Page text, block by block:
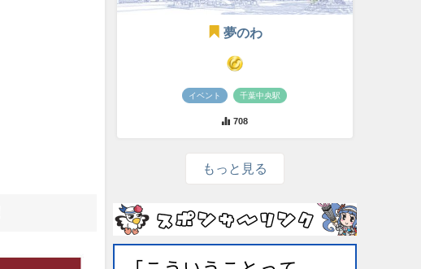
夢のわ
イベント 千葉中央駅
708
もっと見る